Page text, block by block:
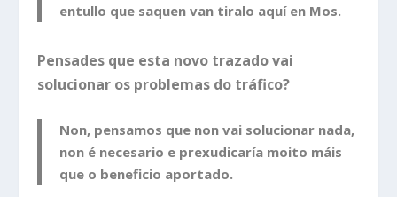
entullo que saquen van tiralo aquí en Mos.
Pensades que esta novo trazado vai
solucionar os problemas do tráfico?
Non, pensamos que non vai solucionar nada,
non é necesario e prexudicaría moito máis
que o beneficio aportado.